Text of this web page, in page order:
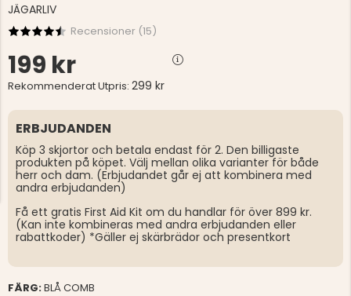
JÄGARLIV
Recensioner (15)
199 kr
Rekommenderat Utpris: 299 kr
ERBJUDANDEN
Köp 3 skjortor och betala endast för 2. Den billigaste
produkten på köpet. Välj mellan olika varianter för både
herr och dam. (Erbjudandet går ej att kombinera med
andra erbjudanden)
Få ett gratis First Aid Kit om du handlar för över 899 kr.
(Kan inte kombineras med andra erbjudanden eller
rabattkoder) *Gäller ej skärbrädor och presentkort
FÄRG:BLÅ COMB